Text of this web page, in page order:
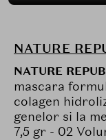
NATURE
NATURE
mascara
colagen
genelor si la
7,5 gr - 02